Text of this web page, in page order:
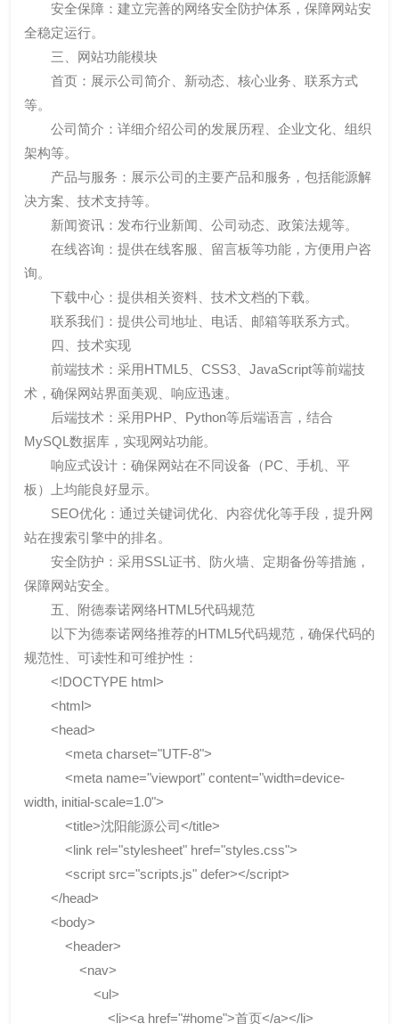
安全保障：建立完善的网络安全防护体系，保障网站安
全稳定运行。
三、网站功能模块
首页：展示公司简介、新动态、核心业务、联系方式
等。
公司简介：详细介绍公司的发展历程、企业文化、组织
架构等。
产品与服务：展示公司的主要产品和服务，包括能源解
决方案、技术支持等。
新闻资讯：发布行业新闻、公司动态、政策法规等。
在线咨询：提供在线客服、留言板等功能，方便用户咨
询。
下载中心：提供相关资料、技术文档的下载。
联系我们：提供公司地址、电话、邮箱等联系方式。
四、技术实现
前端技术：采用HTML5、CSS3、JavaScript等前端技
术，确保网站界面美观、响应迅速。
后端技术：采用PHP、Python等后端语言，结合
MySQL数据库，实现网站功能。
响应式设计：确保网站在不同设备（PC、手机、平
板）上均能良好显示。
SEO优化：通过关键词优化、内容优化等手段，提升网
站在搜索引擎中的排名。
安全防护：采用SSL证书、防火墙、定期备份等措施，
保障网站安全。
五、附德泰诺网络HTML5代码规范
以下为德泰诺网络推荐的HTML5代码规范，确保代码的
规范性、可读性和可维护性：
<!DOCTYPE html>
<html>
<head>
<meta charset="UTF-8">
<meta name="viewport" content="width=device-
width, initial-scale=1.0">
<title>沈阳能源公司</title>
<link rel="stylesheet" href="styles.css">
<script src="scripts.js" defer></script>
</head>
<body>
<header>
<nav>
<ul>
<li><a href="#home">首页</a></li>